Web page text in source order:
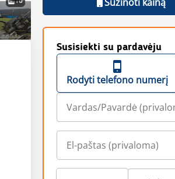
Susisiekti su pardavėju
Rodyti telefono numerį